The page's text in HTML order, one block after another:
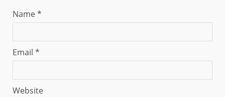
Name*
Email *
Website